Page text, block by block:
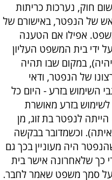
חוק, נערכות כריתות
של הנפטר, באישורם של
אפילו אם הטענה
ידי בית המשפט העליון
במקום שבו תהיה
של הנפטר, ודאי
השימוש בזרע - היום כל
בזרע מאושרת
לנפטר בת זוג, מן
וכשמדובר בבקשה
היה מעוניין בכך גם
כך שלאחרונה אישר בית
על סמך משפט שאמר לחבר.